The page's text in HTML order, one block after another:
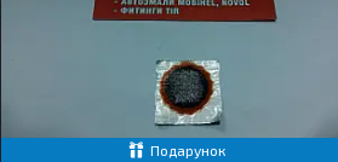
Подарунок